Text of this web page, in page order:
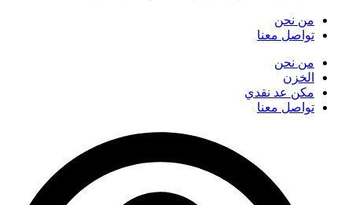
من نحن
تواصل معنا
من نحن
الخزن
مكن عد نقدي
تواصل معنا